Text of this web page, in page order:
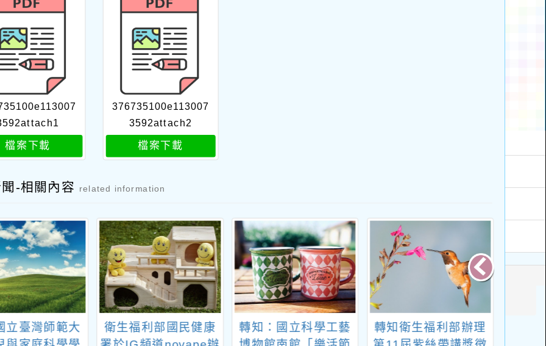
檔案下載
376735100e113007
3592attach2
檔案下載
-相關內容 related information
立臺灣師範大 衛生福利部國民健康 轉知：國立科學工藝 轉知衛生福利部辦理